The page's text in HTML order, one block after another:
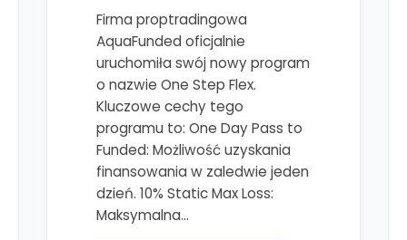
Firma proptradingowa
AquaFunded oficjalnie
uruchomiła swój nowy program
o nazwie One Step Flex.
Kluczowe cechy tego
programu to: One Day Pass to
Funded: Możliwość uzyskania
finansowania w zaledwie jeden
dzień. 10% Static Max Loss:
Maksymalna…